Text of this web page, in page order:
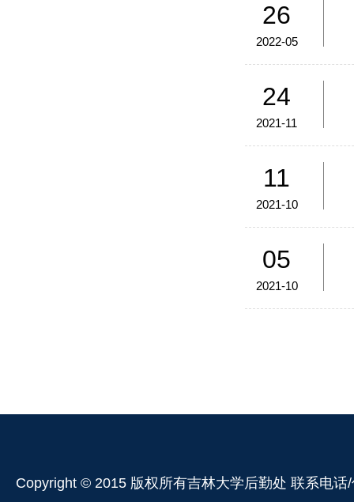
26
2022-05
24
2021-11
11
2021-10
05
2021-10
Copyright © 2015 版权所有吉林大学后勤处 联系电